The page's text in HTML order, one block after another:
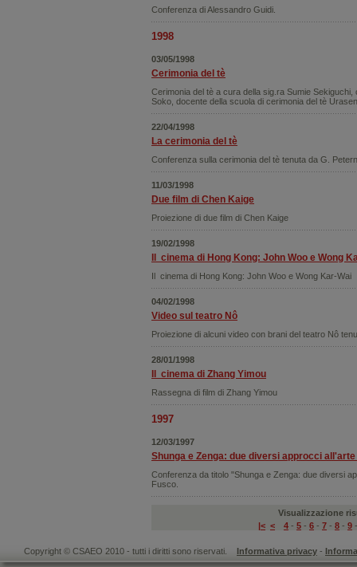
Conferenza di Alessandro Guidi.
1998
03/05/1998
Cerimonia del tè
Cerimonia del tè a cura della sig.ra Sumie
Soko, docente della scuola di cerimonia del tè
22/04/1998
La cerimonia del tè
Conferenza sulla cerimonia del tè tenuta da G.
11/03/1998
Due film di Chen Kaige
Proiezione di due film di Chen Kaige
19/02/1998
Il cinema di Hong Kong: John Woo e Wong
Il cinema di Hong Kong: John Woo e Wong Kar-Wai
04/02/1998
Video sul teatro Nô
Proiezione di alcuni video con brani del teatro Nô
28/01/1998
Il cinema di Zhang Yimou
Rassegna di film di Zhang Yimou
1997
12/03/1997
Shunga e Zenga: due diversi approcci
Conferenza da titolo "Shunga e Zenga: due diversi
Fusco.
Visualizzazione
|< < 4 - 5 - 6 - 7 - 8 - 9
Copyright © CSAEO 2010 - tutti i diritti sono riservati. Informativa privacy -